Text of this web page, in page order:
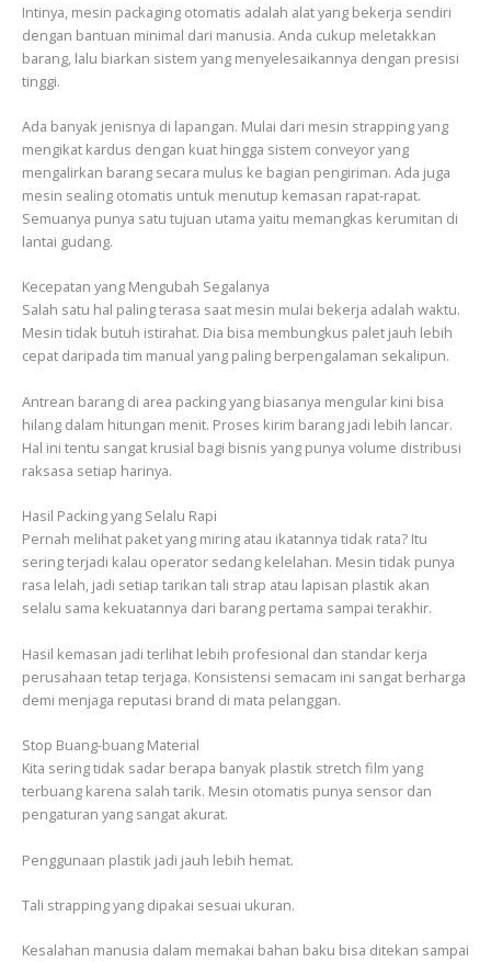
Intinya, mesin packaging otomatis adalah alat yang bekerja sendiri
dengan bantuan minimal dari manusia. Anda cukup meletakkan
barang, lalu biarkan sistem yang menyelesaikannya dengan presisi
tinggi.
Ada banyak jenisnya di lapangan. Mulai dari mesin strapping yang
mengikat kardus dengan kuat hingga sistem conveyor yang
mengalirkan barang secara mulus ke bagian pengiriman. Ada juga
mesin sealing otomatis untuk menutup kemasan rapat-rapat.
Semuanya punya satu tujuan utama yaitu memangkas kerumitan di
lantai gudang.
Kecepatan yang Mengubah Segalanya
Salah satu hal paling terasa saat mesin mulai bekerja adalah waktu.
Mesin tidak butuh istirahat. Dia bisa membungkus palet jauh lebih
cepat daripada tim manual yang paling berpengalaman sekalipun.
Antrean barang di area packing yang biasanya mengular kini bisa
hilang dalam hitungan menit. Proses kirim barang jadi lebih lancar.
Hal ini tentu sangat krusial bagi bisnis yang punya volume distribusi
raksasa setiap harinya.
Hasil Packing yang Selalu Rapi
Pernah melihat paket yang miring atau ikatannya tidak rata? Itu
sering terjadi kalau operator sedang kelelahan. Mesin tidak punya
rasa lelah, jadi setiap tarikan tali strap atau lapisan plastik akan
selalu sama kekuatannya dari barang pertama sampai terakhir.
Hasil kemasan jadi terlihat lebih profesional dan standar kerja
perusahaan tetap terjaga. Konsistensi semacam ini sangat berharga
demi menjaga reputasi brand di mata pelanggan.
Stop Buang-buang Material
Kita sering tidak sadar berapa banyak plastik stretch film yang
terbuang karena salah tarik. Mesin otomatis punya sensor dan
pengaturan yang sangat akurat.
Penggunaan plastik jadi jauh lebih hemat.
Tali strapping yang dipakai sesuai ukuran.
Kesalahan manusia dalam memakai bahan baku bisa ditekan sampai